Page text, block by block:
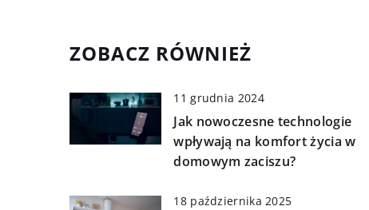
ZOBACZ RÓWNIEŻ
11 grudnia 2024
Jak nowoczesne technologie
wpływają na komfort życia w
domowym zaciszu?
18 października 2025